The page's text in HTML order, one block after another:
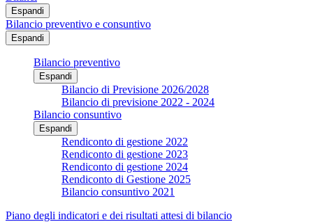
Espandi
Bilancio preventivo e consuntivo
Espandi
Bilancio preventivo
Espandi
Bilancio di Previsione 2026/2028
Bilancio di previsione 2022 - 2024
Bilancio consuntivo
Espandi
Rendiconto di gestione 2022
Rendiconto di gestione 2023
Rendiconto di gestione 2024
Rendiconto di Gestione 2025
Bilancio consuntivo 2021
Piano degli indicatori e dei risultati attesi di bilancio